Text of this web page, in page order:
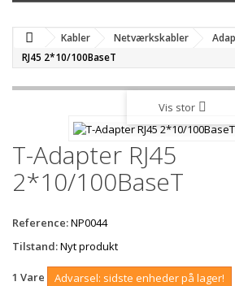
Kabler Netværkskabler
RJ45 2*10/100BaseT
Vis stor
T-Adapter RJ45
2*10/100BaseT
Reference:NP0044
Tilstand:Nyt produkt
1 Vare Advarsel: sidste enheder på lager!